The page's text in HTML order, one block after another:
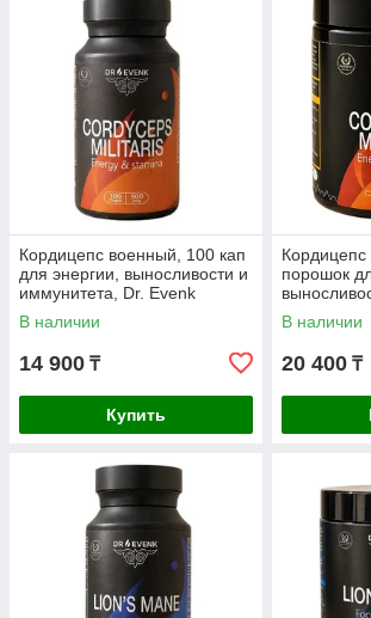
Кордицепс военный, 100 кап
для энергии, выносливости и
иммунитета, Dr. Evenk
В наличии
14 900 ₸
Купить
Кордицепс
порошок
В наличии
20 400 ₸